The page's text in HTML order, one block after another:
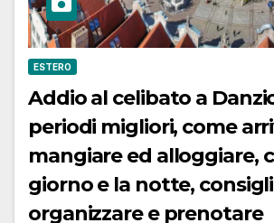
ESTERO
Addio al celibato a
periodi migliori, come
mangiare ed alloggiare,
giorno e la notte,
organizzare e prenotare